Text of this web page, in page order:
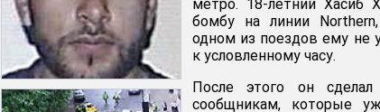
метро. 18-летний Хасиб
бомбу на линии
одном из поездов ему не
к условленному часу.
После этого он
сообщникам, которые